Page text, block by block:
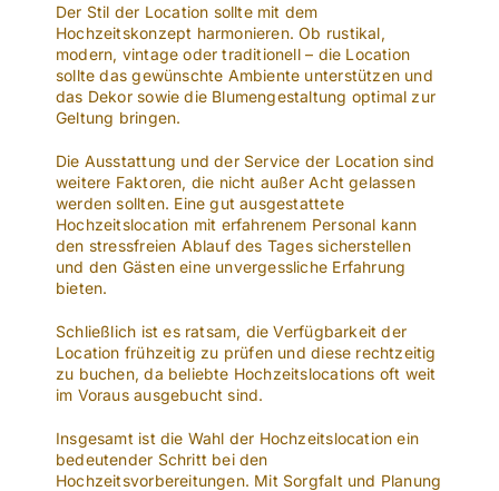
Der Stil der Location sollte mit dem
Hochzeitskonzept harmonieren. Ob rustikal,
modern, vintage oder traditionell – die Location
sollte das gewünschte Ambiente unterstützen und
das Dekor sowie die Blumengestaltung optimal zur
Geltung bringen.
Die Ausstattung und der Service der Location sind
weitere Faktoren, die nicht außer Acht gelassen
werden sollten. Eine gut ausgestattete
Hochzeitslocation mit erfahrenem Personal kann
den stressfreien Ablauf des Tages sicherstellen
und den Gästen eine unvergessliche Erfahrung
bieten.
Schließlich ist es ratsam, die Verfügbarkeit der
Location frühzeitig zu prüfen und diese rechtzeitig
zu buchen, da beliebte Hochzeitslocations oft weit
im Voraus ausgebucht sind.
Insgesamt ist die Wahl der Hochzeitslocation ein
bedeutender Schritt bei den
Hochzeitsvorbereitungen. Mit Sorgfalt und Planung